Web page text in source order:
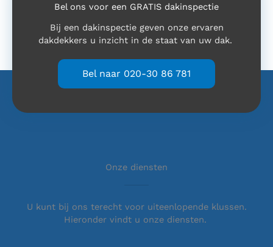
Bel ons voor een GRATIS dakinspectie
Bij een dakinspectie geven onze ervaren
dakdekkers u inzicht in de staat van uw dak.
Bel naar 020-30 86 781
Onze diensten
U kunt bij ons terecht voor uiteenlopende klussen.
Hieronder vindt u onze diensten.